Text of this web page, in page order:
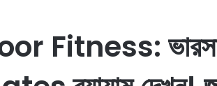
Fitness: